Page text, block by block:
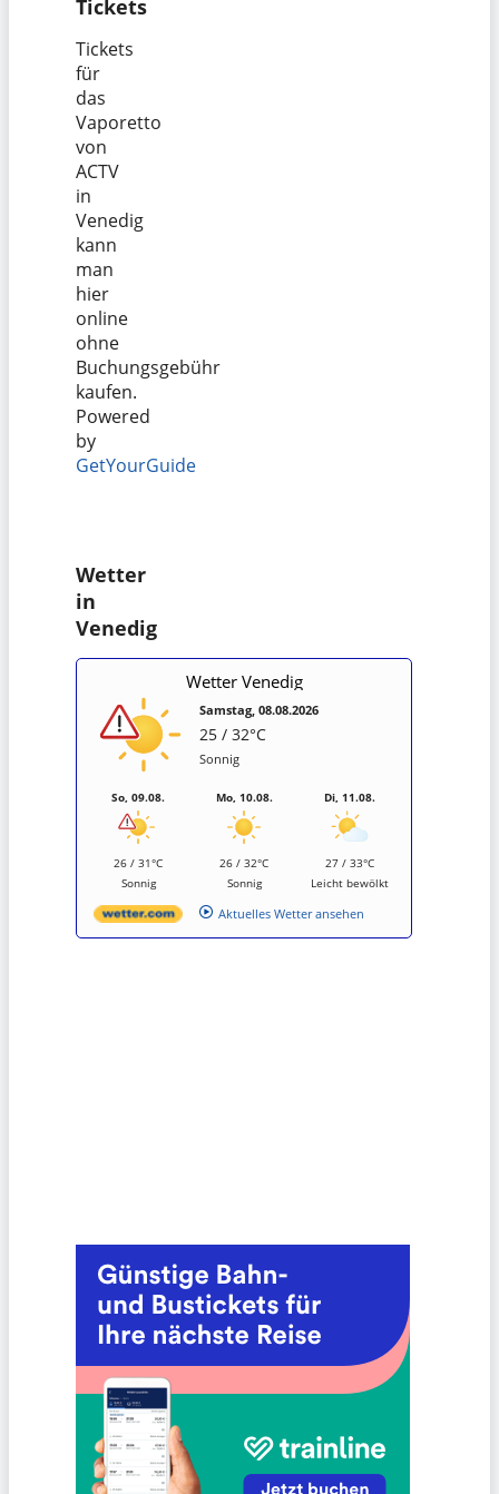
Tickets
Tickets
für
das
Vaporetto
von
ACTV
in
Venedig
kann
man
hier
online
ohne
Buchungsgebühr
kaufen.
Powered
by
GetYourGuide
Wetter
in
Venedig
Wetter Venedig
Samstag, 08.08.2026
25 / 32°C
Sonnig
So, 09.08.
26 / 31°C
Sonnig
Mo, 10.08.
26 / 32°C
Sonnig
Di, 11.08.
27 / 33°C
Leicht bewölkt
Aktuelles Wetter ansehen